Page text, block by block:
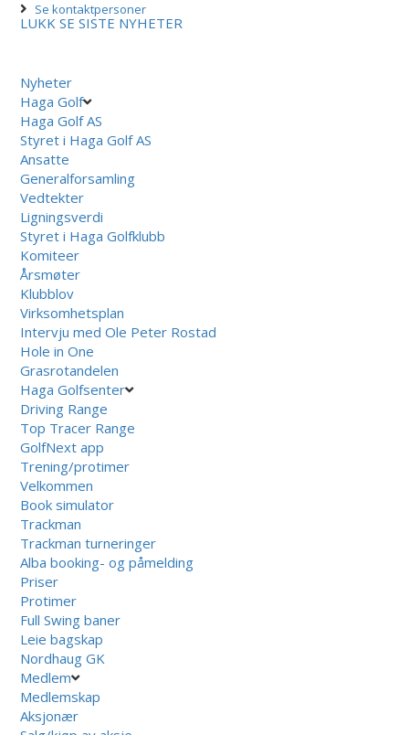
Se kontaktpersoner
LUKK SE SISTE NYHETER
Nyheter
Haga Golf
Haga Golf AS
Styret i Haga Golf AS
Ansatte
Generalforsamling
Vedtekter
Ligningsverdi
Styret i Haga Golfklubb
Komiteer
Årsmøter
Klubblov
Virksomhetsplan
Intervju med Ole Peter Rostad
Hole in One
Grasrotandelen
Haga Golfsenter
Driving Range
Top Tracer Range
GolfNext app
Trening/protimer
Velkommen
Book simulator
Trackman
Trackman turneringer
Alba booking- og påmelding
Priser
Protimer
Full Swing baner
Leie bagskap
Nordhaug GK
Medlem
Medlemskap
Aksjonær